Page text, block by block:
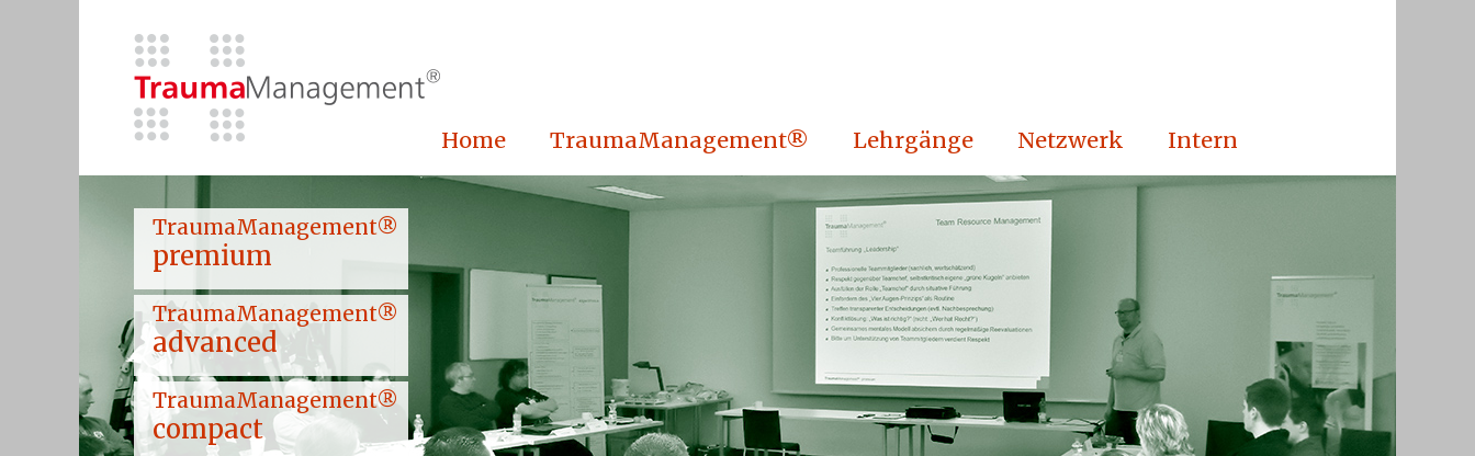
Home TraumaManagement® Lehrgänge Netzwerk Intern
TraumaManagement®
premium
TraumaManagement®
advanced
TraumaManagement®
compact